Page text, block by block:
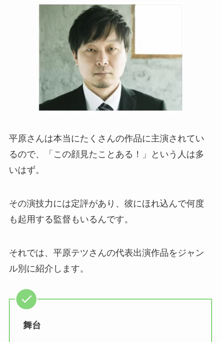
平原さんは本当にたくさんの作品に主演されてい
るので、「この顔見たことある！」という人は多
いはず。
その演技力には定評があり、彼にほれ込んで何度
も起用する監督もいるんです。
それでは、平原テツさんの代表出演作品をジャン
ル別に紹介します。
舞台